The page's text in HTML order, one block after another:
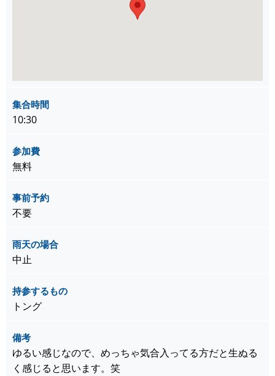
集合時間
10:30
参加費
無料
事前予約
不要
雨天の場合
中止
持参するもの
トング
備考
ゆるい感じなので、めっちゃ気合入ってる方だと生ぬる
く感じると思います。笑